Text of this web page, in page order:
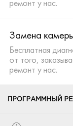
ремонт у нас.
Замена
Бесплатная
от того,
ремонт у нас.
ПРОГРАММНЫЙ